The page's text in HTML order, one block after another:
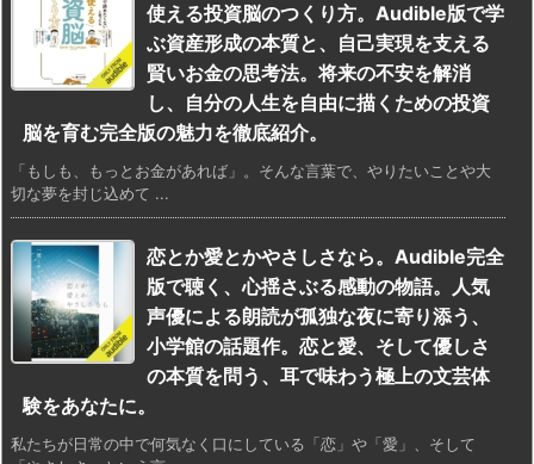
使える投資脳のつくり方。Audible版で学
ぶ資産形成の本質と、自己実現を支える
賢いお金の思考法。将来の不安を解消
し、自分の人生を自由に描くための投資
脳を育む完全版の魅力を徹底紹介。
「もしも、もっとお金があれば」。そんな言葉で、やりたいことや大
切な夢を封じ込めて ...
恋とか愛とかやさしさなら。Audible完全
版で聴く、心揺さぶる感動の物語。人気
声優による朗読が孤独な夜に寄り添う、
小学館の話題作。恋と愛、そして優しさ
の本質を問う、耳で味わう極上の文芸体
験をあなたに。
私たちが日常の中で何気なく口にしている「恋」や「愛」、そして